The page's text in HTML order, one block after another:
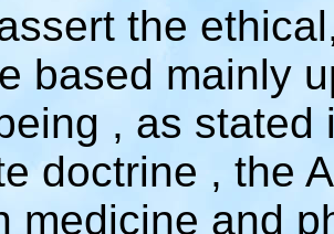
the
based mainly
, as
doctrine , the
medicine and